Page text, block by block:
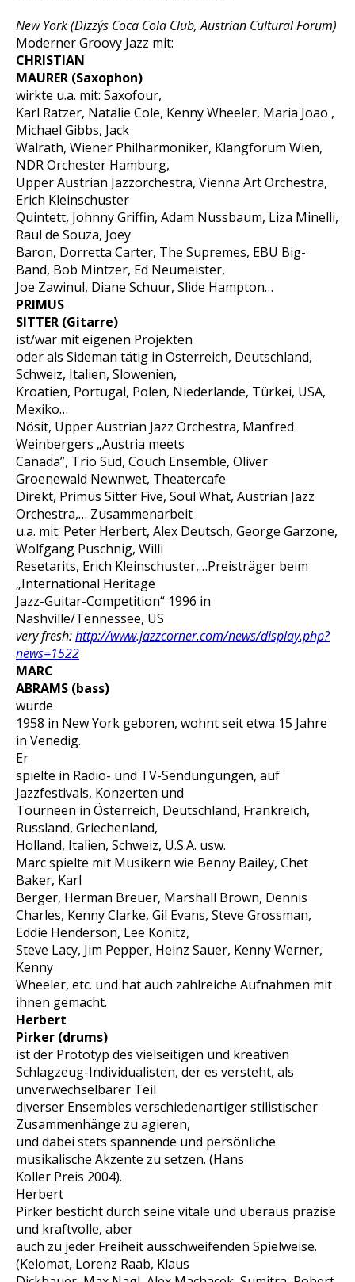
New York (Dizzy´s Coca Cola Club, Austrian Cultural Forum)
Moderner Groovy Jazz mit:
CHRISTIAN
MAURER (Saxophon)
wirkte u.a. mit: Saxofour,
Karl Ratzer, Natalie Cole, Kenny Wheeler, Maria Joao ,
Michael Gibbs, Jack
Walrath, Wiener Philharmoniker, Klangforum Wien,
NDR Orchester Hamburg,
Upper Austrian Jazzorchestra, Vienna Art Orchestra,
Erich Kleinschuster
Quintett, Johnny Griffin, Adam Nussbaum, Liza Minelli,
Raul de Souza, Joey
Baron, Dorretta Carter, The Supremes, EBU Big-
Band, Bob Mintzer, Ed Neumeister,
Joe Zawinul, Diane Schuur, Slide Hampton…
PRIMUS
SITTER (Gitarre)
ist/war mit eigenen Projekten
oder als Sideman tätig in Österreich, Deutschland,
Schweiz, Italien, Slowenien,
Kroatien, Portugal, Polen, Niederlande, Türkei, USA,
Mexiko…
Nösit, Upper Austrian Jazz Orchestra, Manfred
Weinbergers „Austria meets
Canada”, Trio Süd, Couch Ensemble, Oliver
Groenewald Newnwet, Theatercafe
Direkt, Primus Sitter Five, Soul What, Austrian Jazz
Orchestra,… Zusammenarbeit
u.a. mit: Peter Herbert, Alex Deutsch, George Garzone,
Wolfgang Puschnig, Willi
Resetarits, Erich Kleinschuster,…Preisträger beim
„International Heritage
Jazz-Guitar-Competition“ 1996 in
Nashville/Tennessee, US
very fresh:http://www.jazzcorner.com/news/display.php?
news=1522
MARC
ABRAMS (bass)
wurde
1958 in New York geboren, wohnt seit etwa 15 Jahre
in Venedig.
Er
spielte in Radio- und TV-Sendungungen, auf
Jazzfestivals, Konzerten und
Tourneen in Österreich, Deutschland, Frankreich,
Russland, Griechenland,
Holland, Italien, Schweiz, U.S.A. usw.
Marc spielte mit Musikern wie Benny Bailey, Chet
Baker, Karl
Berger, Herman Breuer, Marshall Brown, Dennis
Charles, Kenny Clarke, Gil Evans, Steve Grossman,
Eddie Henderson, Lee Konitz,
Steve Lacy, Jim Pepper, Heinz Sauer, Kenny Werner,
Kenny
Wheeler, etc. und hat auch zahlreiche Aufnahmen mit
ihnen gemacht.
Herbert
Pirker (drums)
ist der Prototyp des vielseitigen und kreativen
Schlagzeug-Individualisten, der es versteht, als
unverwechselbarer Teil
diverser Ensembles verschiedenartiger stilistischer
Zusammenhänge zu agieren,
und dabei stets spannende und persönliche
musikalische Akzente zu setzen. (Hans
Koller Preis 2004).
Herbert
Pirker besticht durch seine vitale und überaus präzise
und kraftvolle, aber
auch zu jeder Freiheit ausschweifenden Spielweise.
(Kelomat, Lorenz Raab, Klaus